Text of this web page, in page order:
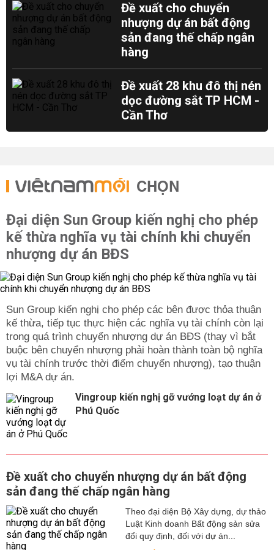
Đề xuất cho chuyển
nhượng dự án bất động
sản đang thế chấp ngân
hàng
Đề xuất 28 khu đô thị nén
dọc đường sắt TP HCM -
Cần Thơ
CHỌN
Đại diện Sun Group kiến nghị cho phép
kế thừa nghĩa vụ tài chính khi chuyển
nhượng dự án BĐS
Sun Group kiến nghị cho phép các bên được thỏa thuận
kế thừa, tiếp tục thực hiện các nghĩa vụ tài chính còn lại
trong quá trình chuyển nhượng dự án BĐS (thay vì bắt
buộc bên chuyển nhượng phải hoàn thành toàn bộ nghĩa
vụ tài chính trước thời điểm chuyển nhượng), tạo thuận
lợi M&A dự án.
Vingroup kiến nghị gỡ vướng loạt dự án ở
Phú Quốc
Đề xuất cho chuyển nhượng dự án bất động
sản đang thế chấp ngân hàng
Theo đại diện Bộ Xây dựng, dự thảo
Luật Kinh doanh Bất động sản sửa
đổi quy định, đối với dự án...